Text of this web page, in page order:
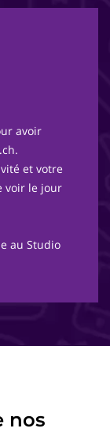
avoir
et votre
voir le jour
au Studio
nos